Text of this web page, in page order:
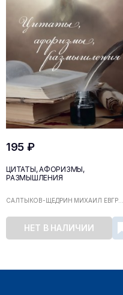
195 ₽
ЦИТАТЫ, АФОРИЗМЫ,
РАЗМЫШЛЕНИЯ
САЛТЫКОВ-ЩЕДРИН МИХАИЛ ЕВГР...
НЕТ В НАЛИЧИИ